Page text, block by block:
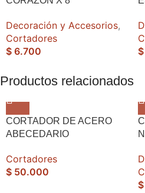
Decoración y Accesorios,
Cortadores
$ 6.700
$
Productos relacionados
CORTADOR DE ACERO
ABECEDARIO
Cortadores
$ 50.000
$